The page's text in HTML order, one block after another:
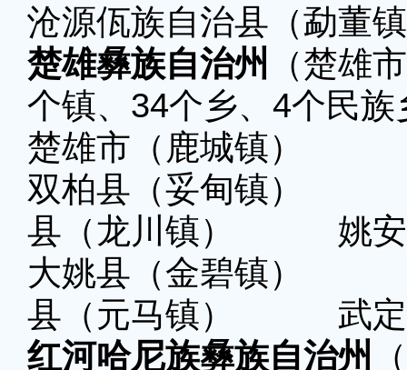
沧源佤族自治县（勐董
楚雄彝族自治州
（楚雄
个镇、34个乡、4个民族
楚雄市（鹿城镇）
双柏县（妥甸镇）
县（龙川镇） 姚安
大姚县（金碧镇）
县（元马镇） 武定
红河哈尼族彝族自治州